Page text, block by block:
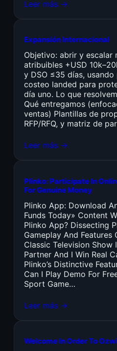
Leer más →
Expansión Internacional
Objetivo: abrir y escalar
atribuibles +USD
y DSO ≤35 días,
costeo landed para
día uno. Lo que
Qué entregamos
ventas) Plantillas de
RFP/RFQ, y matriz de
Leer más →
Plinko: Participate In
For Genuine Money
Plinko App: Download
Funds Today» Content
Plinko App? Dissecting
Gameplay And Features
Classic Television Show
Partner And I Win Real
Plinko’s Distinctive
Can I Play Demo For
Sport Game…
Leer más →
Welcome In Order To